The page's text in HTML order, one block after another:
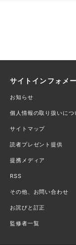
サイトインフォメ
お知らせ
個人情報の取り扱いにつ
サイトマップ
読者プレゼント提供
提携メディア
RSS
その他、お問い合わせ
お詫びと訂正
監修者一覧